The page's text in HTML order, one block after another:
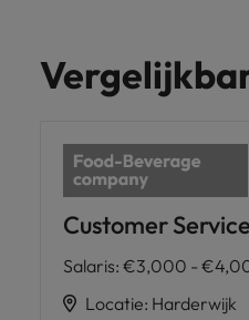
Customer
Salaris: €3,000 -
Locatie: Harderwijk